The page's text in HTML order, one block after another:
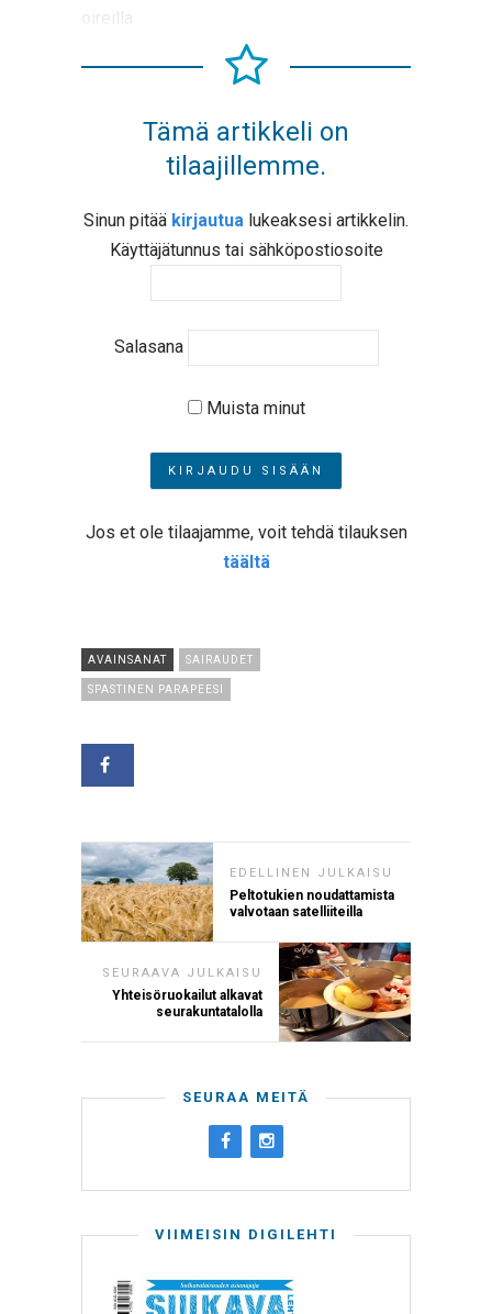
oireilla
Tämä artikkeli on
tilaajillemme.
Sinun pitää kirjautua lukeaksesi artikkelin.
Käyttäjätunnus tai sähköpostiosoite
Salasana
Muista minut
Jos et ole tilaajamme, voit tehdä tilauksen
täältä
AVAINSANAT SAIRAUDET
SPASTINEN PARAPEESI
EDELLINEN JULKAISU
Peltotukien noudattamista
valvotaan satelliiteilla
SEURAAVA JULKAISU
Yhteisöruokailut alkavat
seurakuntatalolla
SEURAA MEITÄ
VIIMEISIN DIGILEHTI